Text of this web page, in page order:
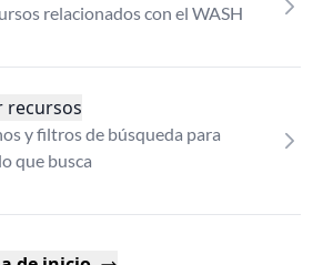
relacionados con el WASH
recursos
y filtros de búsqueda para
que busca